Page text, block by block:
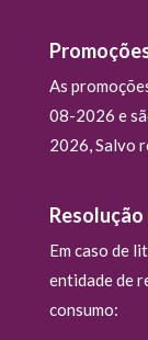
As
08-2026 e
2026, Salvo
Em caso de
entidade de
consumo: